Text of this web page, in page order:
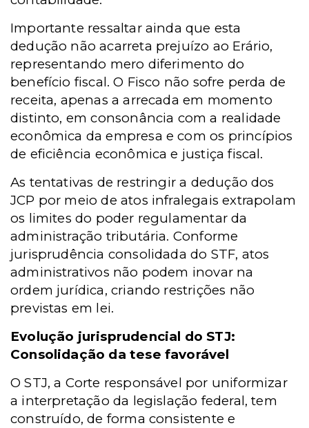
Importante ressaltar ainda que esta
dedução não acarreta prejuízo ao Erário,
representando mero diferimento do
benefício fiscal. O Fisco não sofre perda de
receita, apenas a arrecada em momento
distinto, em consonância com a realidade
econômica da empresa e com os princípios
de eficiência econômica e justiça fiscal.
As tentativas de restringir a dedução dos
JCP por meio de atos infralegais extrapolam
os limites do poder regulamentar da
administração tributária. Conforme
jurisprudência consolidada do STF, atos
administrativos não podem inovar na
ordem jurídica, criando restrições não
previstas em lei.
Evolução jurisprudencial do STJ:
Consolidação da tese favorável
O STJ, a Corte responsável por uniformizar
a interpretação da legislação federal, tem
construído, de forma consistente e